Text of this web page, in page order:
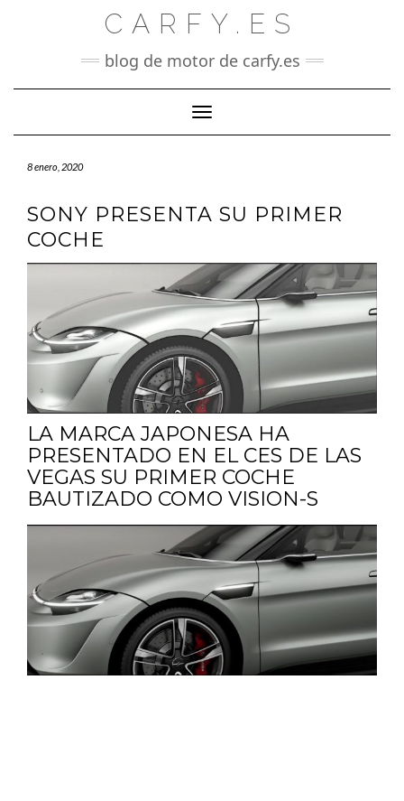
CARFY.ES
blog de motor de carfy.es
Cambiar modo de navegación
8 enero, 2020
SONY PRESENTA SU PRIMER
COCHE
LA MARCA JAPONESA HA
PRESENTADO EN EL CES DE LAS
VEGAS SU PRIMER COCHE
BAUTIZADO COMO VISION-S